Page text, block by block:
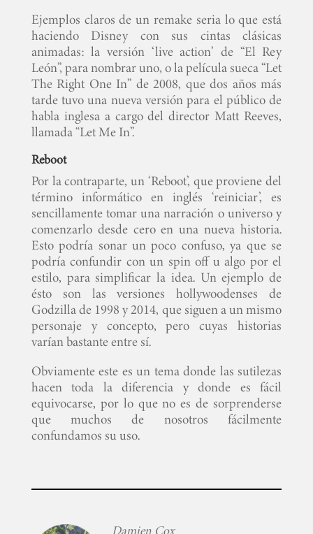
Ejemplos claros de un remake seria lo que está
haciendo Disney con sus cintas clásicas
animadas: la versión ‘live action’ de “El Rey
León”, para nombrar uno, o la película sueca “Let
The Right One In” de 2008, que dos años más
tarde tuvo una nueva versión para el público de
habla inglesa a cargo del director Matt Reeves,
llamada “Let Me In”.
Reboot
Por la contraparte, un ‘Reboot’, que proviene del
término informático en inglés ‘reiniciar’, es
sencillamente tomar una narración o universo y
comenzarlo desde cero en una nueva historia.
Esto podría sonar un poco confuso, ya que se
podría confundir con un spin off u algo por el
estilo, para simplificar la idea. Un ejemplo de
ésto son las versiones hollywoodenses de
Godzilla de 1998 y 2014, que siguen a un mismo
personaje y concepto, pero cuyas historias
varían bastante entre sí.
Obviamente este es un tema donde las sutilezas
hacen toda la diferencia y donde es fácil
equivocarse, por lo que no es de sorprenderse
que muchos de nosotros fácilmente
confundamos su uso.